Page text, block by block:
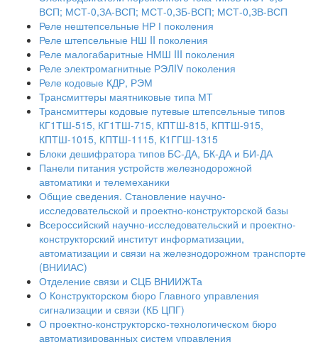
ВСП; МСТ-0,ЗА-ВСП; МСТ-0,ЗБ-ВСП; МСТ-0,ЗВ-ВСП
Реле нештепсельные НР І поколения
Реле штепсельные НШ II поколения
Реле малогабаритные НМШ III поколения
Реле электромагнитные РЭЛIV поколения
Реле кодовые КДР, РЭМ
Трансмиттеры маятниковые типа МТ
Трансмиттеры кодовые путевые штепсельные типов
КГ1ТШ-515, КГ1ТШ-715, КПТШ-815, КПТШ-915,
КПТШ-1015, КПТШ-1115, К1ГГШ-1315
Блоки дешифратора типов БС-ДА, БК-ДА и БИ-ДА
Панели питания устройств железнодорожной
автоматики и телемеханики
Общие сведения. Становление научно-
исследовательской и проектно-конструкторской базы
Всероссийский научно-исследовательский и проектно-
конструкторский институт информатизации,
автоматизации и связи на железнодорожном транспорте
(ВНИИАС)
Отделение связи и СЦБ ВНИИЖТа
О Конструкторском бюро Главного управления
сигнализации и связи (КБ ЦПГ)
О проектно-конструкторско-технологическом бюро
автоматизированных систем управления